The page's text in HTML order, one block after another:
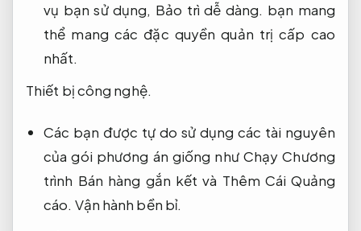
vụ bạn sử dụng, Bảo trì dễ dàng. bạn mang
thể mang các đặc quyền quản trị cấp cao
nhất.
Thiết bị công nghệ.
Các bạn được tự do sử dụng các tài nguyên
của gói phương án giống như Chạy Chương
trình Bán hàng gắn kết và Thêm Cái Quảng
cáo. Vận hành bền bỉ.